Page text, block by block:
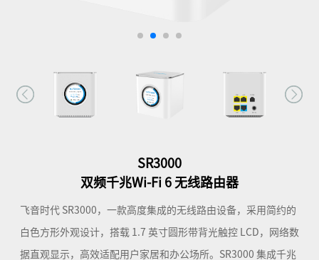
SR3000
双频千兆Wi-Fi 6 无线路由器
飞音时代 SR3000，一款高度集成的无线路由设备，采用简约的
白色方形外观设计，搭载 1.7 英寸圆形带背光触控 LCD，网络数
据直观显示，高效适配用户家居和办公场所。SR3000 集成千兆